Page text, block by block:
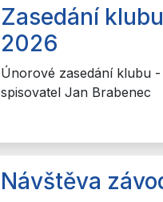
Zasedání
2026
Únorové zasedání klubu
spisovatel Jan Brabenec
Návštěva